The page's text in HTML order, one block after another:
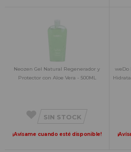
Neozen Gel Natural Regenerador y
Protector con Aloe Vera - 500ML
SIN STOCK
¡Avísame cuando esté disponible!
weDo